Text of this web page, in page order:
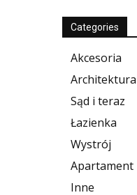
Categories
Akcesoria
Architektura
Sąd i teraz
Łazienka
Wystrój
Apartament
Inne